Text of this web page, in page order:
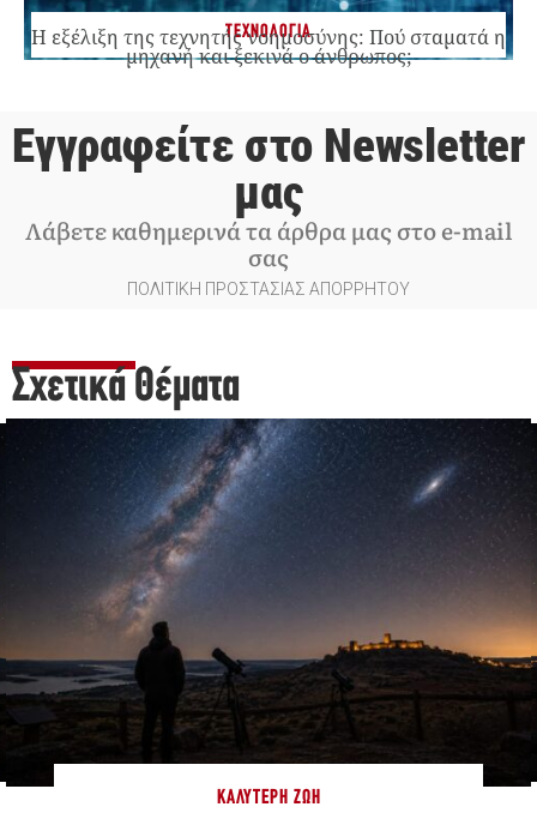
ΤΕΧΝΟΛΟΓΙΑ
Η εξέλιξη της τεχνητής νοημοσύνης: Πού σταματά η
μηχανή και ξεκινά ο άνθρωπος;
Εγγραφείτε στο Newsletter
μας
Λάβετε καθημερινά τα άρθρα μας στο e-mail
σας
ΠΟΛΙΤΙΚΗ ΠΡΟΣΤΑΣΙΑΣ ΑΠΟΡΡΗΤΟΥ
Σχετικά Θέματα
ΚΑΛΎΤΕΡΗ ΖΩΉ